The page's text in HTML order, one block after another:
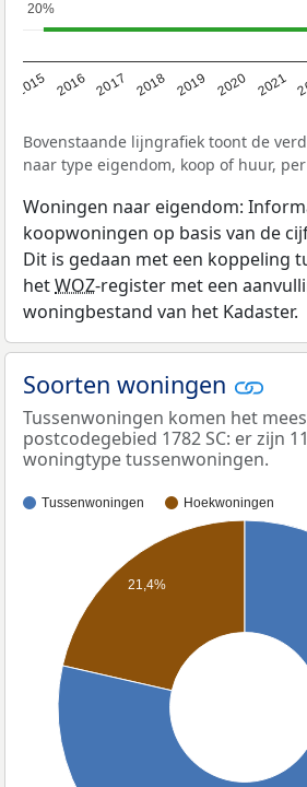
2015 2016 2017 2018 2019 2020 2021
20%
20%
Bovenstaande lijngrafiek toont de
naar type eigendom, koop of huur,
Woningen naar eigendom:
koopwoningen op basis van de
Dit is gedaan met een koppeling
hetWOZ-register met een
woningbestand van het Kadaster.
Soorten woningen
Tussenwoningen komen het
postcodegebied 1782 SC: er zijn
woningtype tussenwoningen.
Tussenwoningen Hoekwoningen
21,4%